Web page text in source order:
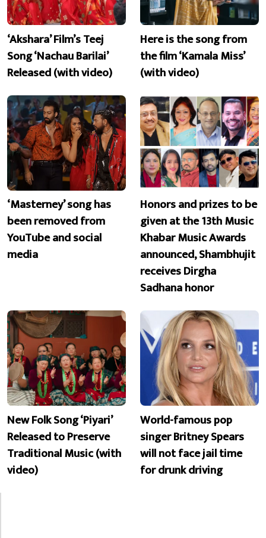
‘Akshara’ Film’s Teej
Song ‘Nachau Barilai’
Released (with video)
Here is the song from
the film ‘Kamala Miss’
(with video)
‘Masterney’ song has
been removed from
YouTube and social
media
Honors and prizes to be
given at the 13th Music
Khabar Music Awards
announced, Shambhujit
receives Dirgha
Sadhana honor
New Folk Song ‘Piyari’
Released to Preserve
Traditional Music (with
video)
World-famous pop
singer Britney Spears
will not face jail time
for drunk driving